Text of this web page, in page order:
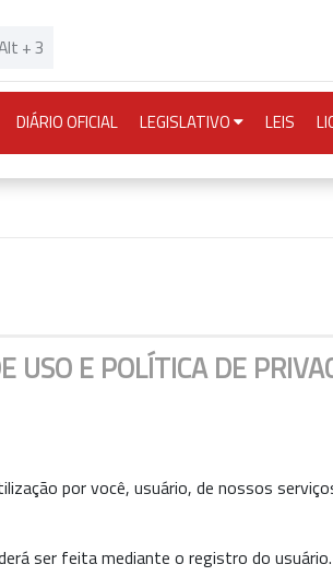
+ 3
DIÁRIO OFICIAL LEGISLATIVO LEIS
USO E POLÍTICA DE
por você, usuário, de nossos
ser feita mediante o registro do usuário.